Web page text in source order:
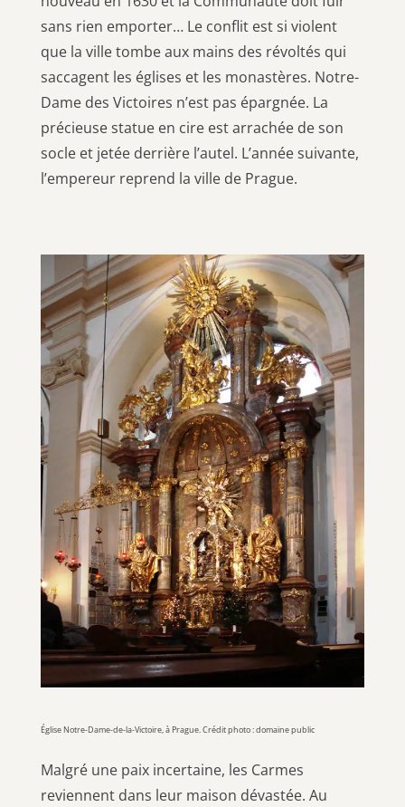
sans rien emporter… Le conflit est si violent
que la ville tombe aux mains des révoltés qui
saccagent les églises et les monastères. Notre-
Dame des Victoires n’est pas épargnée. La
précieuse statue en cire est arrachée de son
socle et jetée derrière l’autel. L’année suivante,
l’empereur reprend la ville de Prague.
Église Notre-Dame-de-la-Victoire, à Prague. Crédit photo : domaine public
Malgré une paix incertaine, les Carmes
reviennent dans leur maison dévastée. Au